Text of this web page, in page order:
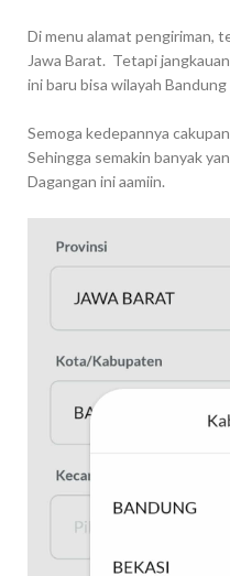
Di menu alamat pengiriman,
Jawa Barat. Tetapi
ini baru bisa wilayah Bandung
Semoga kedepannya
Sehingga semakin banyak
Dagangan ini aamiin.